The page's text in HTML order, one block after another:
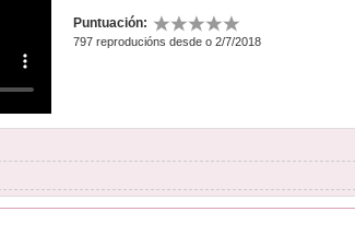
Puntuación:
797 reproducións desde o 2/7/2018